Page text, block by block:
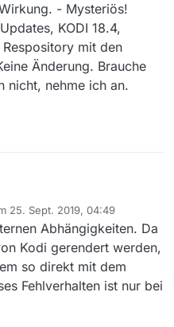
- Mysteriös!
KODI 18.4,
mit den
Änderung. Brauche
nicht, nehme ich an.
Fenster “Einstellungen”
Deshalb kann ich die
aber nicht herunterladen und
KODI habe ich keinen
mit den Schaltflächen “Ok”,
25. Sept. 2019, 04:49
von
Abhängigkeiten. Da
Kodi gerendert werden,
so direkt mit dem
Fehlverhalten ist nur bei